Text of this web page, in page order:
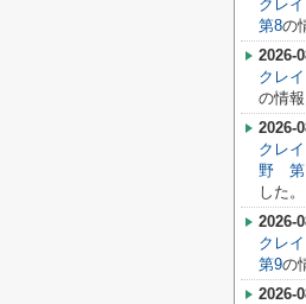
クレ
第8の
2026-
クレ
の情報
2026-
クレ
野 第
した。
2026-
クレ
第9の
2026-